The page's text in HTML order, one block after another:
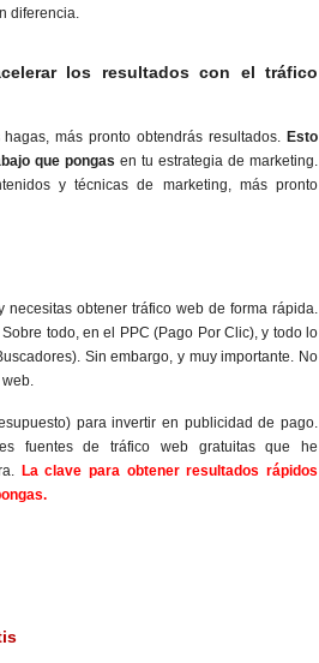
diferencia.
los resultados con el tráfico
más pronto obtendrás resultados. Esto
que pongas en tu estrategia de marketing.
y técnicas de marketing, más pronto
obtener tráfico web de forma rápida.
todo, en el PPC (Pago Por Clic), y todo lo
Sin embargo, y muy importante. No
para invertir en publicidad de pago.
fuentes de tráfico web gratuitas que he
La clave para obtener resultados rápidos